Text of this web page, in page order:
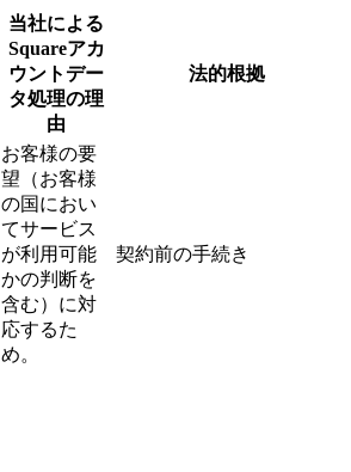
当社による
Squareアカ
ウントデー
タ処理の理
由
法的根拠
お客様の要
望（お客様
の国におい
てサービス
が利用可能
かの判断を
含む）に対
応するた
め。
契約前の手続き